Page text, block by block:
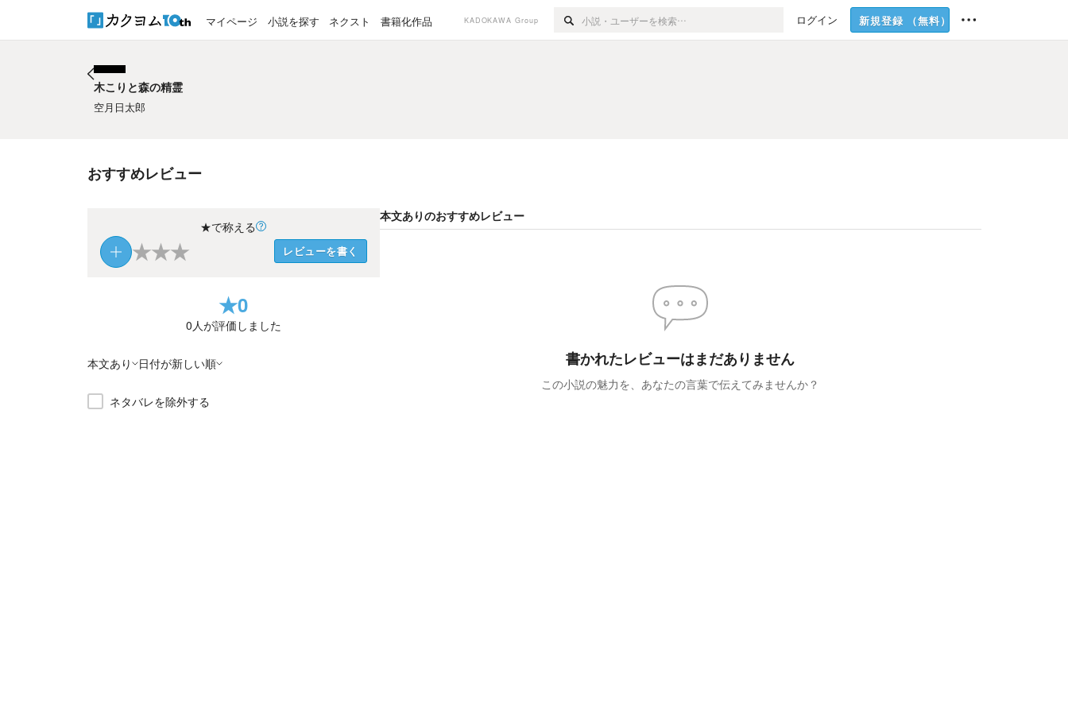
マイページ 小説を探す ネクスト 書籍化作品 KADOKAWA Group ログイン 新規登録 （無料）
木こりと森の精霊
空月日太郎
おすすめレビュー
★で称える
★★★ レビューを書く
★0
0人が評価しました
本文あり 日付が新しい順
ネタバレを除外する
本文ありのおすすめレビュー
書かれたレビューはまだありません
この小説の魅力を、あなたの言葉で伝えてみませんか？